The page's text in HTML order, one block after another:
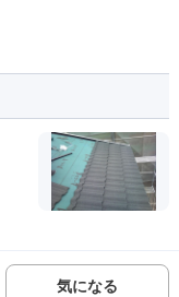
気になる